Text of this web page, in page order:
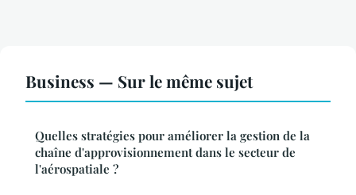
Business — Sur le même sujet
Quelles stratégies pour améliorer la gestion de la
chaîne d'approvisionnement dans le secteur de
l'aérospatiale ?